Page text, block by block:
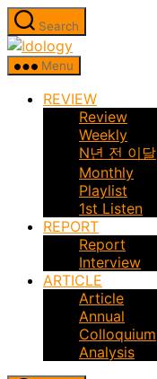
Skip
to
the
content
Search
Idology
Menu
REVIEW
Review
Weekly
N년 전 이달
Monthly
Playlist
1st Listen
REPORT
Report
Interview
ARTICLE
Article
Annual
Colloquium
Analysis